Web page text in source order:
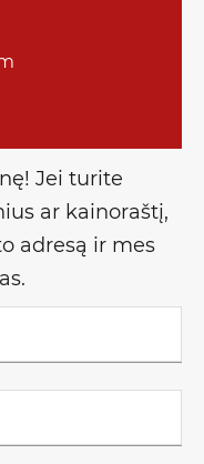
Jei turite
ar kainoraštį,
adresą ir mes